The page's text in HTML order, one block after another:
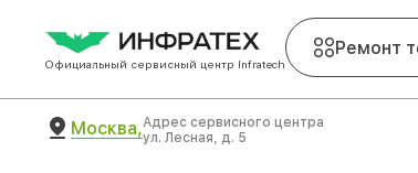
Официальный сервисный центр Infratech
Ремонт
Москва,Адрес сервисного центра
ул. Лесная, д. 5